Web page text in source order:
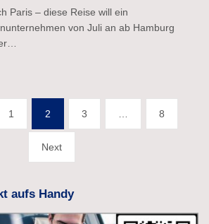
Paris – diese Reise will ein
von Juli an ab Hamburg
1 2 3 8
Next
aufs Handy